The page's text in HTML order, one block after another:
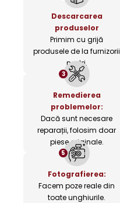
Descarcarea
produselor
Primim cu grijă
produsele de la furnizorii
noștri.
3
Remedierea
problemelor:
Dacă sunt necesare
reparații, folosim doar
piese originale.
5
Fotografierea:
Facem poze reale din
toate unghiurile.